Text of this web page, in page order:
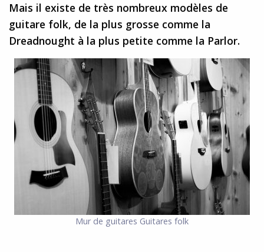
Mais il existe de très nombreux modèles de
guitare folk, de la plus grosse comme la
Dreadnought à la plus petite comme la Parlor.
Mur de guitares Guitares folk